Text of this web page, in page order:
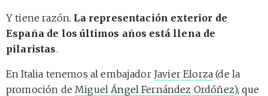
Y tiene razón. La representación exterior de
España de los últimos años está llena de
pilaristas.
En Italia tenemos al embajador Javier Elorza (de la
promoción de Miguel Ángel Fernández Ordóñez), que